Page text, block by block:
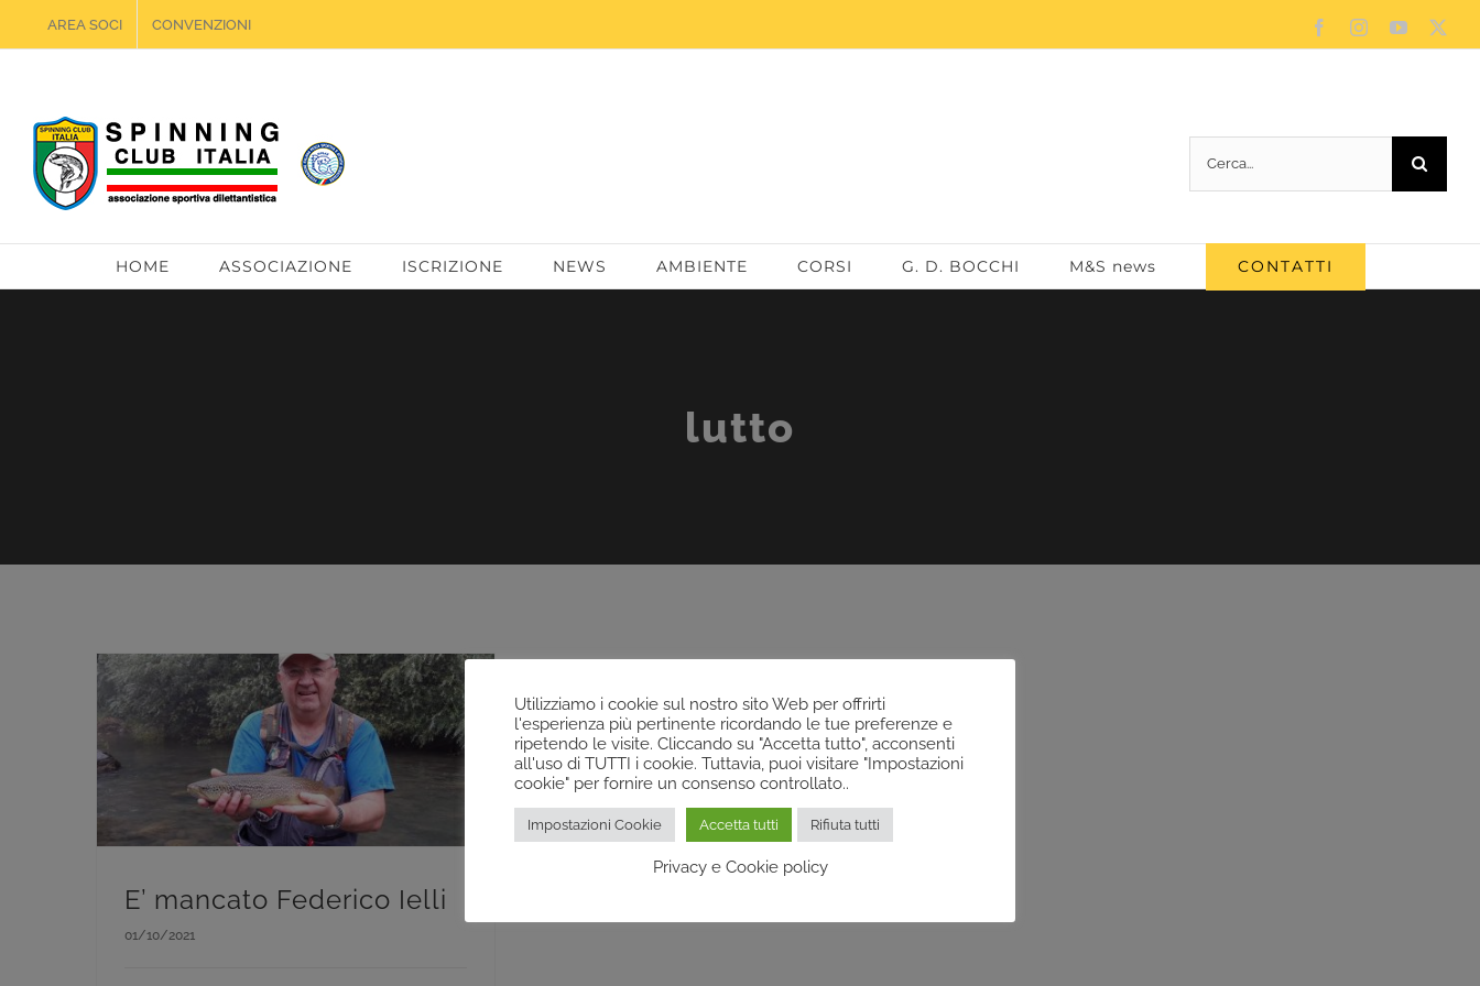
al
AREA SOCI CONVENZIONI FacebookInstagramYouTube
per:
HOME ASSOCIAZIONE ISCRIZIONE NEWS AMBIENTE CORSI G. D. BOCCHI M&S news CONTATTI
lutto
E’ mancato Federico Ielli
01/10/2021
Utilizziamo i cookie sul nostro sito Web per offrirti
l'esperienza più pertinente ricordando le tue preferenze e
ripetendo le visite. Cliccando su "Accetta tutto", acconsenti
all'uso di TUTTI i cookie. Tuttavia, puoi visitare "Impostazioni
cookie" per fornire un consenso controllato..
Impostazioni Cookie Accetta tutti Rifiuta tutti
Privacy e Cookie policy